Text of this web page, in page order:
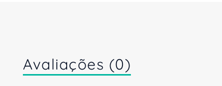
Avaliações (0)